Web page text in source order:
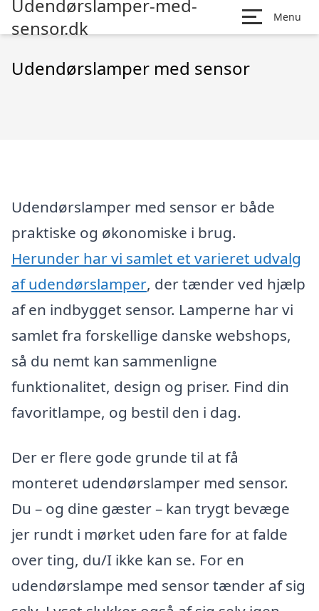
Udendørslamper-med-
sensor.dk
Menu
Udendørslamper med sensor
Udendørslamper med sensor er både
praktiske og økonomiske i brug.
Herunder har vi samlet et varieret udvalg
af udendørslamper, der tænder ved hjælp
af en indbygget sensor. Lamperne har vi
samlet fra forskellige danske webshops,
så du nemt kan sammenligne
funktionalitet, design og priser. Find din
favoritlampe, og bestil den i dag.
Der er flere gode grunde til at få
monteret udendørslamper med sensor.
Du – og dine gæster – kan trygt bevæge
jer rundt i mørket uden fare for at falde
over ting, du/I ikke kan se. For en
udendørslampe med sensor tænder af sig